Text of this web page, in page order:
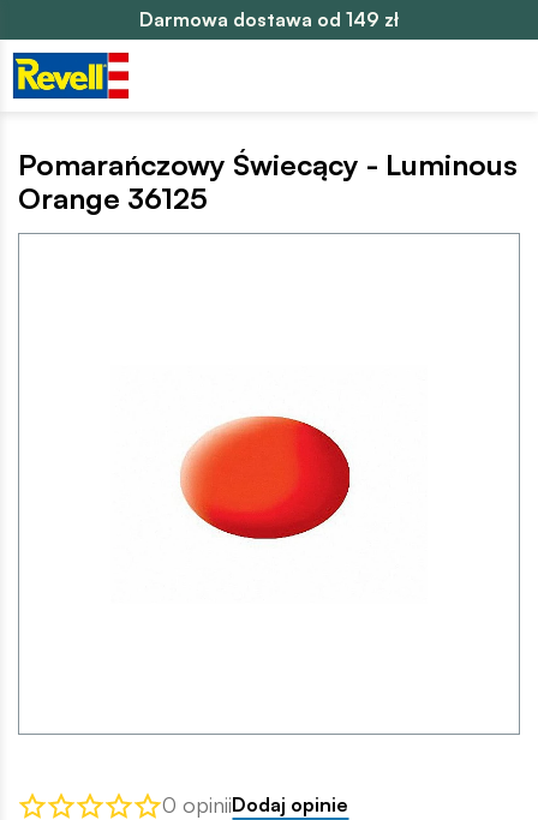
Darmowa dostawa od 149 zł
Pomarańczowy Świecący - Luminous
Orange 36125
0 opiniiDodaj opinie